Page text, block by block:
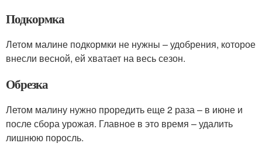
Подкормка
Летом малине подкормки не нужны – удобрения, которое
внесли весной, ей хватает на весь сезон.
Обрезка
Летом малину нужно проредить еще 2 раза – в июне и
после сбора урожая. Главное в это время – удалить
лишнюю поросль.